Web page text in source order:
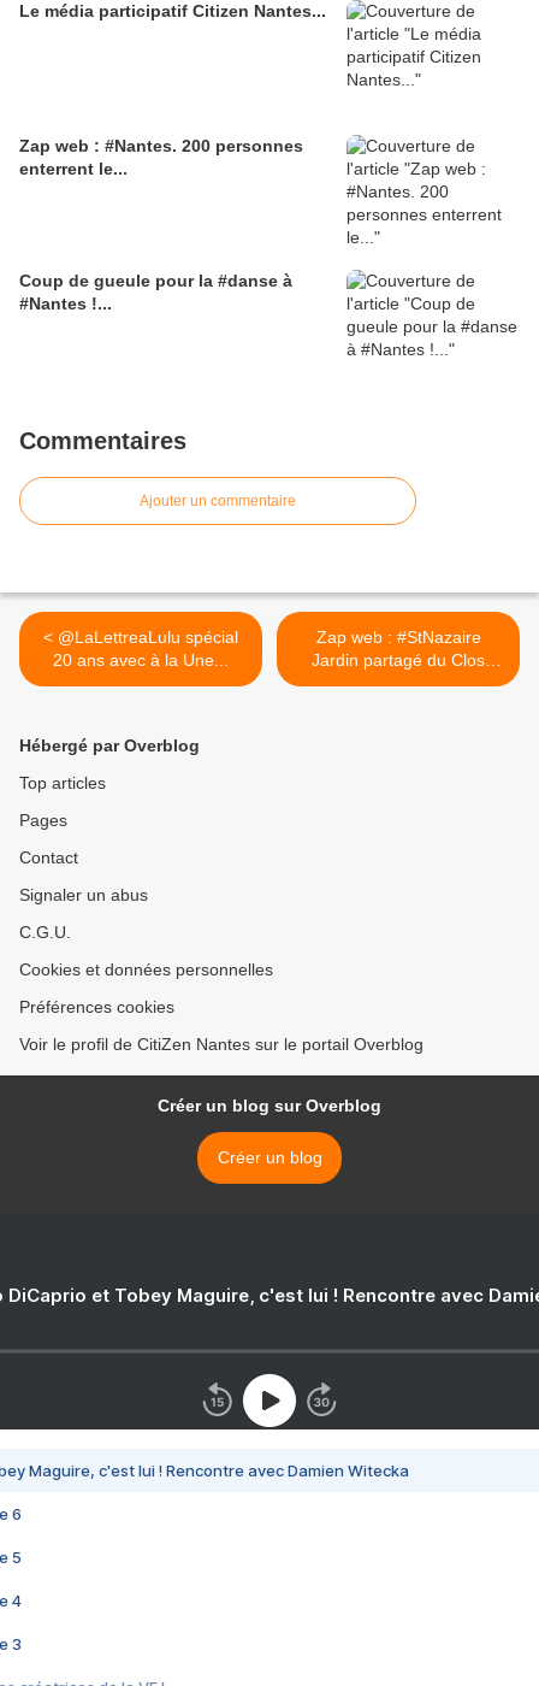
Le média participatif Citizen Nantes...
Zap web : #Nantes. 200 personnes
enterrent le...
Coup de gueule pour la #danse à
#Nantes !...
Commentaires
Ajouter un commentaire
< @LaLettreaLulu spécial
20 ans avec à la Une...
Zap web : #StNazaire
Jardin partagé du Clos
d'Ust... >
Hébergé par Overblog
Top articles
Pages
Contact
Signaler un abus
C.G.U.
Cookies et données personnelles
Préférences cookies
Voir le profil de CitiZen Nantes sur le portail Overblog
Créer un blog sur Overblog
Créer un blog
DiCaprio et Tobey Maguire, c'est lui ! Rencontre avec
Maguire, c'est lui ! Rencontre avec Damien Witecka
6
5
4
3